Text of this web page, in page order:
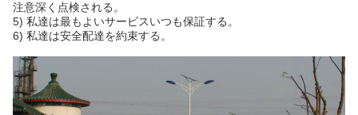
注意深く点検される。
5) 私達は最もよいサービスいつも保証する。
6) 私達は安全配達を約束する。